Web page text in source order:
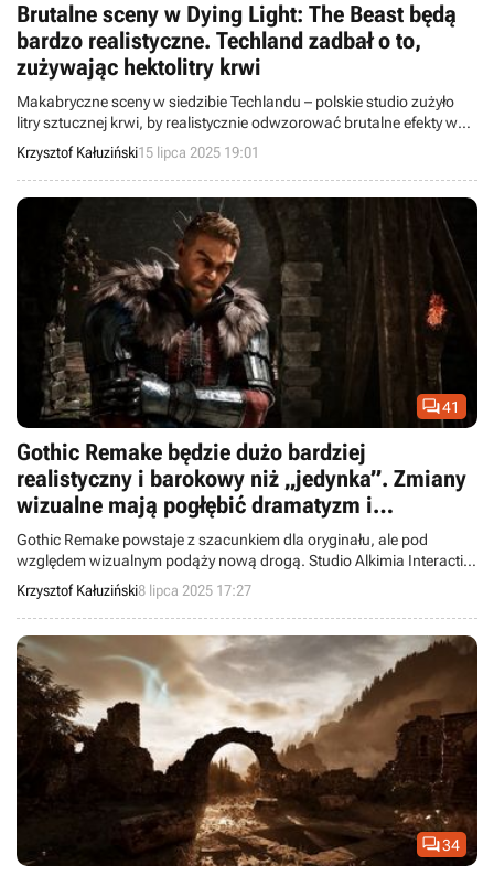
Brutalne sceny w Dying Light: The Beast będą
bardzo realistyczne. Techland zadbał o to,
zużywając hektolitry krwi
Makabryczne sceny w siedzibie Techlandu – polskie studio zużyło
litry sztucznej krwi, by realistycznie odwzorować brutalne efekty w
Dying Light: The Beast. Deweloperzy świetnie się przy tym bawili.
Krzysztof Kałuziński15 lipca 2025 19:01
41
Gothic Remake będzie dużo bardziej
realistyczny i barokowy niż „jedynka”. Zmiany
wizualne mają pogłębić dramatyzm i
depresyjny klimat Górniczej Doliny
Gothic Remake powstaje z szacunkiem dla oryginału, ale pod
względem wizualnym podąży nową drogą. Studio Alkimia Interactive
rezygnuje z przestarzałych rozwiązań na rzecz wiarygodnego
świata inspirowanego barokiem.
Krzysztof Kałuziński8 lipca 2025 17:27
34